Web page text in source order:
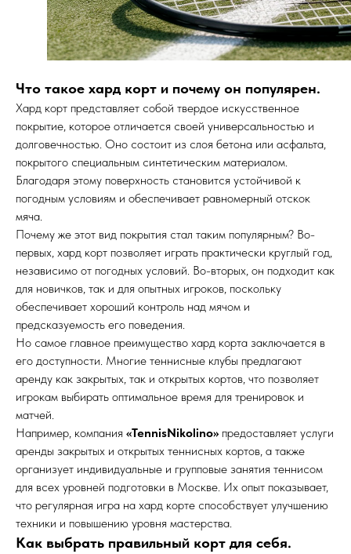
Что такое хард корт и почему он популярен.
Хард корт представляет собой твердое искусственное
покрытие, которое отличается своей универсальностью и
долговечностью. Оно состоит из слоя бетона или асфальта,
покрытого специальным синтетическим материалом.
Благодаря этому поверхность становится устойчивой к
погодным условиям и обеспечивает равномерный отскок
мяча.
Почему же этот вид покрытия стал таким популярным? Во-
первых, хард корт позволяет играть практически круглый год,
независимо от погодных условий. Во-вторых, он подходит как
для новичков, так и для опытных игроков, поскольку
обеспечивает хороший контроль над мячом и
предсказуемость его поведения.
Но самое главное преимущество хард корта заключается в
его доступности. Многие теннисные клубы предлагают
аренду как закрытых, так и открытых кортов, что позволяет
игрокам выбирать оптимальное время для тренировок и
матчей.
Например, компания «TennisNikolino» предоставляет услуги
аренды закрытых и открытых теннисных кортов, а также
организует индивидуальные и групповые занятия теннисом
для всех уровней подготовки в Москве. Их опыт показывает,
что регулярная игра на хард корте способствует улучшению
техники и повышению уровня мастерства.
Как выбрать правильный корт для себя.